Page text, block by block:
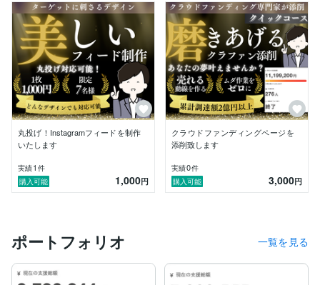
そこで私に任せれば
①成功率を大きく上げる
②調達金額を増額する
③面倒ごとを全て丸投げできる
④資金以上の価値も生み出せる
ことができます
みなさんは「夢」を諦めていませんか？
是非夢を諦めずにチャレンジしましょう！
丸投げ！Instagramフィードを制作
いたします
実績1 件
購入可能
1,000円
クラウドファンディングページを
添削致します
実績0件
購入可能
3,000円
ポートフォリオ 一覧を見る